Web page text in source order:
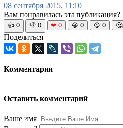
08 сентября 2015, 11:10
Вам понравилась эта публикация?
👍 0 👎 0 ❤ 0 😆 0 😡 0 🤔
Поделиться
Комментарии
Оставить комментарий
Ваше имя